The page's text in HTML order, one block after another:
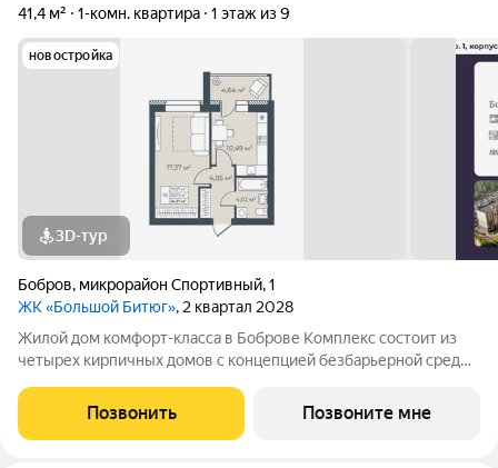
41,4 м²
1-комн. квартира 1 этаж из 9
новостройка
3D-тур
Бобров, микрорайон Спортивный,1
ЖК «Большой Битюг», 2 квартал 2028
Жилой дом комфорт-класса в Боброве Комплекс состоит из
четырех кирпичных домов с концепцией безбарьерной среды,
пожилых людей и родителей с колясками. Функциональное
использование квадратных
Позвонить Позвоните мне